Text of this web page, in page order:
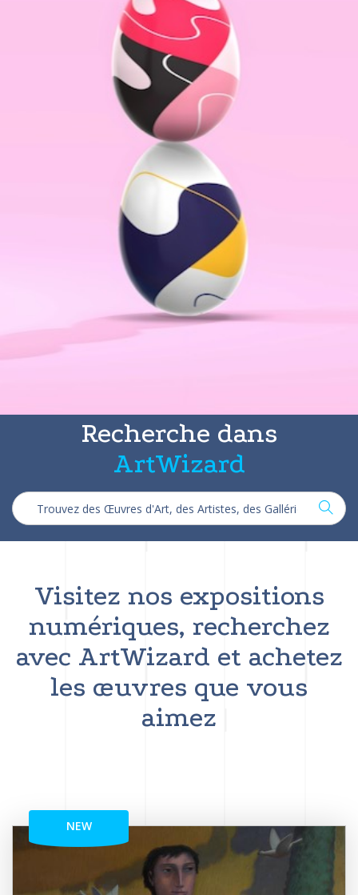
Recherche dans
ArtWizard
Visitez nos expositions
numériques, recherchez
avec ArtWizard et achetez
les œuvres que vous
aimez
NEW